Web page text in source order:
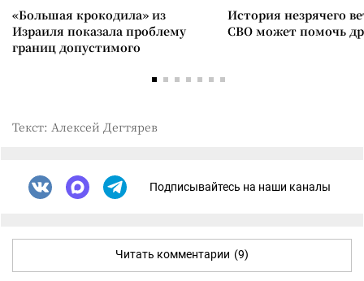
«Большая крокодила» из
Израиля показала проблему
границ допустимого
История незрячего
СВО может помочь
Текст: Алексей Дегтярев
Подписывайтесь на наши каналы
Читать комментарии (9)